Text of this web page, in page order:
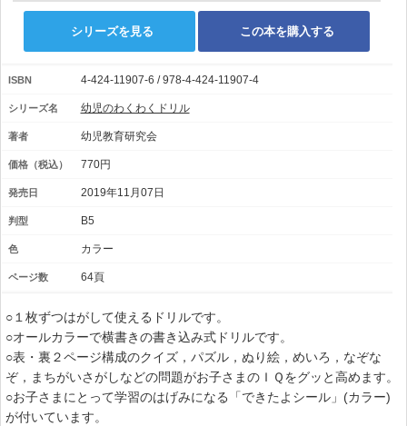
シリーズを見る この本を購入する
ISBN 4-424-11907-6 / 978-4-424-11907-4
シリーズ名 幼児のわくわくドリル
著者 幼児教育研究会
価格（税込） 770円
発売日 2019年11月07日
判型 B5
色 カラー
ページ数 64頁
○１枚ずつはがして使えるドリルです。
○オールカラーで横書きの書き込み式ドリルです。
○表・裏２ページ構成のクイズ，パズル，ぬり絵，めいろ，なぞな
ぞ，まちがいさがしなどの問題がお子さまのＩＱをグッと高めます。
○お子さまにとって学習のはげみになる「できたよシール」(カラー)
が付いています。